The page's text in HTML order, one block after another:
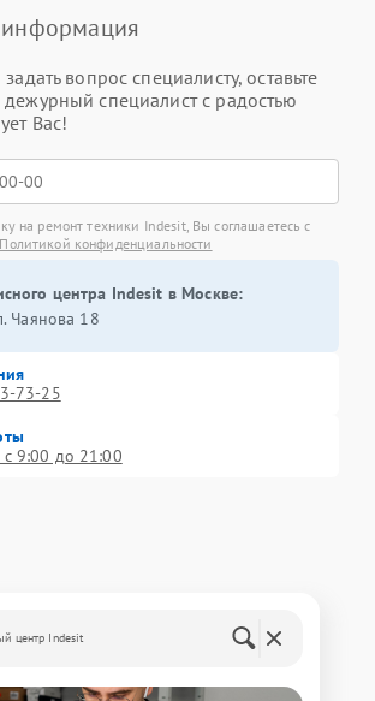
информация
вопрос специалисту, оставьте
специалист с радостью
Вас!
на ремонт техники Indesit, Вы соглашаетесь с
Политикой конфиденциальности
центра Indesit в Москве:
Чаянова 18
73-25
9:00 до 21:00
центр Indesit